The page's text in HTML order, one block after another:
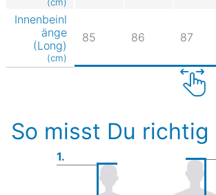
Innenbeinl
änge
(Long)
(cm)
85 86 87
So misst Du richtig
1.